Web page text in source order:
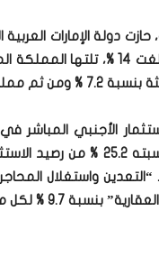
حازت دولة الإمارات
7 %، وفرنسا 6.2 %.
الأجنبي المباشر
“المالية والتأمين” على
9.7 % لكل منهما.